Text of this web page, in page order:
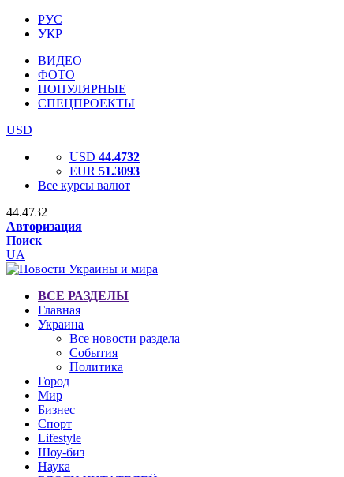
РУС
УКР
ВИДЕО
ФОТО
ПОПУЛЯРНЫЕ
СПЕЦПРОЕКТЫ
USD
USD 44.4732
EUR 51.3093
Все курсы валют
44.4732
Авторизация
Поиск
UA
ВСЕ РАЗДЕЛЫ
Главная
Украина
Все новости раздела
События
Политика
Город
Мир
Бизнес
Спорт
Lifestyle
Шоу-биз
Наука